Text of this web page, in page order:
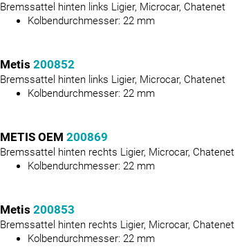
Bremssattel hinten links Ligier, Microcar, Chatenet
Kolbendurchmesser: 22 mm
Metis 200852
Bremssattel hinten links Ligier, Microcar, Chatenet
Kolbendurchmesser: 22 mm
METIS OEM 200869
Bremssattel hinten rechts Ligier, Microcar, Chatenet
Kolbendurchmesser: 22 mm
Metis 200853
Bremssattel hinten rechts Ligier, Microcar, Chatenet
Kolbendurchmesser: 22 mm